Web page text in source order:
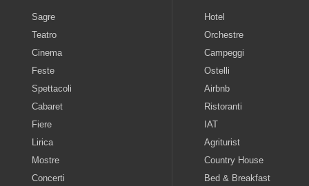
Sagre
Teatro
Cinema
Feste
Spettacoli
Cabaret
Fiere
Lirica
Mostre
Concerti
Hotel
Orchestre
Campeggi
Ostelli
Airbnb
Ristoranti
IAT
Agriturist
Country House
Bed & Breakfast